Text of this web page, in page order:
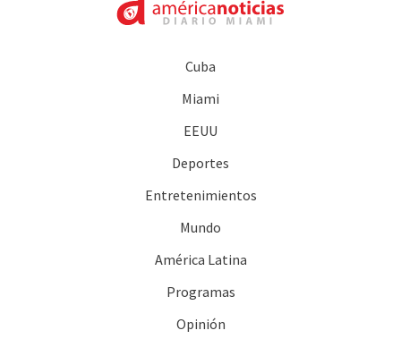
Cuba
Miami
EEUU
Deportes
Entretenimientos
Mundo
América Latina
Programas
Opinión